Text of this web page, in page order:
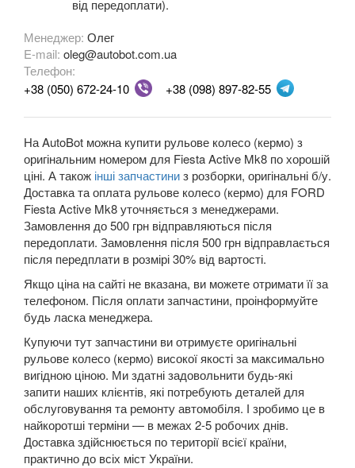
F-150 XIII (P552)
Galaxy Mk2 (VX, VY, WGR)
Galaxy Mk3 (CA1, WA6)
KA Mk2 (RU8)
KA Mk3
KA+
KA+ Active
Kuga Mk1 (CBV)
Kuga Mk2 (CBS)
Mondeo Mk3 (B5Y, BWY, B4Y)
Mondeo Mk4 (CA2)
Mondeo Mk5
Mustang V
від передоплати).
Менеджер: Олег
E-mail: oleg@autobot.com.ua
Телефон:
+38 (050) 672-24-10
+38 (098) 897-82-55
На AutoBot можна купити рульове колесо (кермо) з
оригінальним номером для Fiesta Active Mk8 по хорошій
ціні. А також інші запчастиниз розборки, оригінальні б/у.
Доставка та оплата рульове колесо (кермо) для FORD
Fiesta Active Mk8 уточняється з менеджерами.
Замовлення до 500 грн відправляються після
передоплати. Замовлення після 500 грн відправлається
після передплати в розмірі 30% від вартості.
Якщо ціна на сайті не вказана, ви можете отримати її за
телефоном. Після оплати запчастини, проінформуйте
будь ласка менеджера.
Купуючи тут запчастини ви отримуєте оригінальні
рульове колесо (кермо) високої якості за максимально
вигідною ціною. Ми здатні задовольнити будь-які
запити наших клієнтів, які потребують деталей для
обслуговування та ремонту автомобіля. І зробимо це в
найкоротші терміни — в межах 2-5 робочих днів.
Доставка здійснюється по території всієї країни,
практично до всіх міст України.